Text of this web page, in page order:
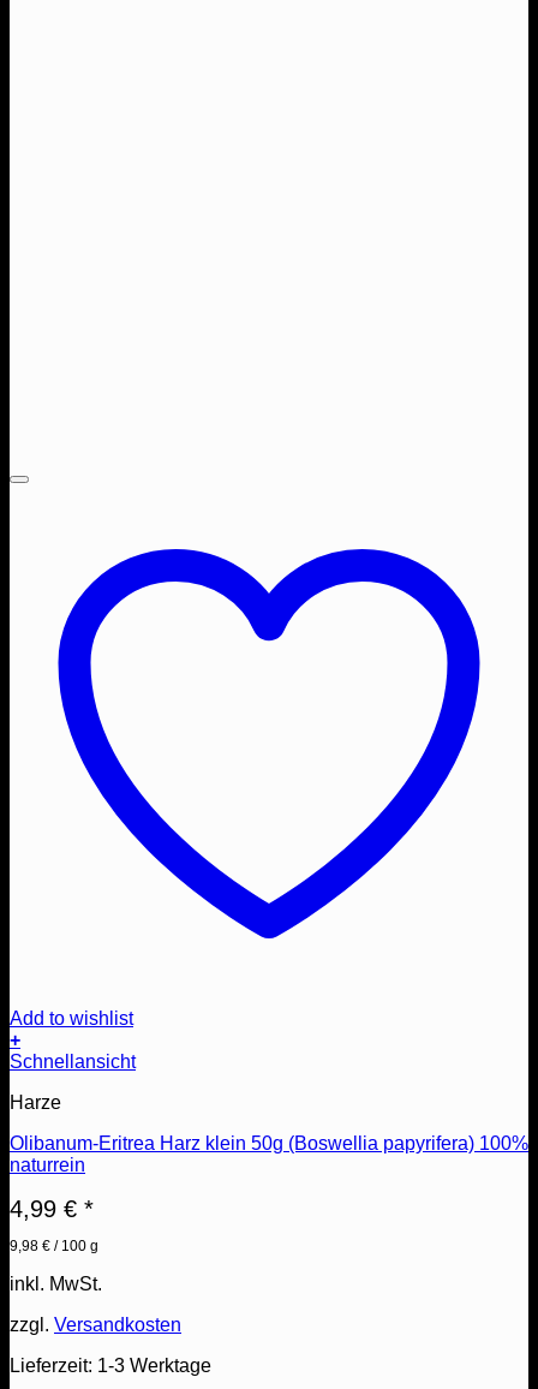
Add to wishlist
+
Schnellansicht
Harze
Olibanum-Eritrea Harz klein 50g (Boswellia papyrifera) 100%
naturrein
4,99 € *
9,98 € / 100 g
inkl. MwSt.
zzgl. Versandkosten
Lieferzeit: 1-3 Werktage